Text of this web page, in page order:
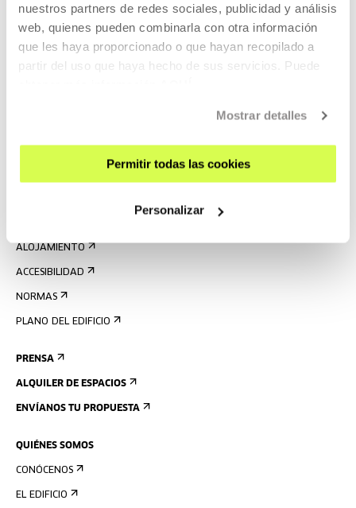
nuestros partners de redes sociales, publicidad y análisis
web, quienes pueden combinarla con otra información
que les haya proporcionado o que hayan recopilado a
partir del uso que haya hecho de sus servicios. Puede
Mostrar detalles
Permitir todas las cookies
Personalizar
VISÍTANOS
ALOJAMIENTO
ACCESIBILIDAD
NORMAS
PLANO DEL EDIFICIO
PRENSA
ALQUILER DE ESPACIOS
ENVÍANOS TU PROPUESTA
QUIÉNES SOMOS
CONÓCENOS
EL EDIFICIO